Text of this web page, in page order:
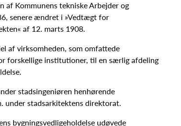
af Kommunens tekniske Arbejder og
senere ændret i »Vedtægt for
af 12. marts 1908.
af virksomheden, som omfattede
forskellige institutioner, til en særlig afdeling
stadsingeniøren henhørende
under stadsarkitektens direktorat.
bygningsvedligeholdelse udøvede